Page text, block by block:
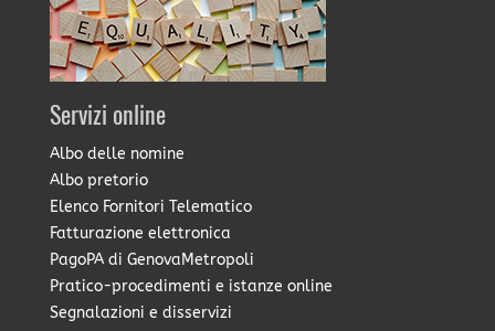
Servizi online
Albo delle nomine
Albo pretorio
Elenco Fornitori Telematico
Fatturazione elettronica
PagoPA di GenovaMetropoli
Pratico-procedimenti e istanze online
Segnalazioni e disservizi